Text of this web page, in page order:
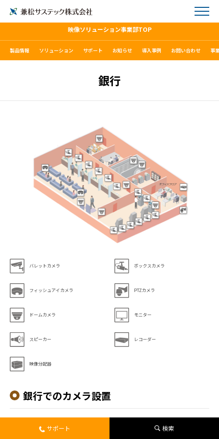
映像ソリューション事業部TOP
製品情報 ソリューション サポート お知らせ 導入事例 お問い合わせ 事
銀行
バレットカメラ ボックスカメラ
フィッシュアイカメラ PTZカメラ
ドームカメラ モニター
スピーカー レコーダー
映像分配器
銀行でのカメラ設置
銀行のカメラ設置ポイント
サポート 検索